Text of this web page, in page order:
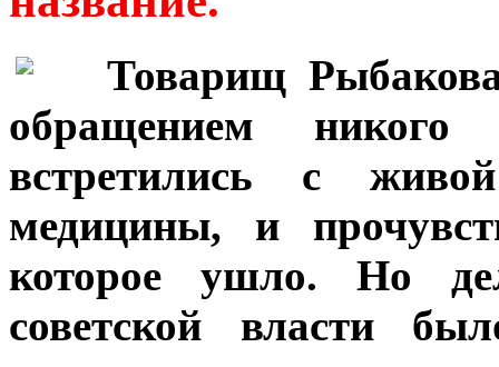
Товарищ
обращением
встретились с
медицины, и
которое ушло. Но
советской власти